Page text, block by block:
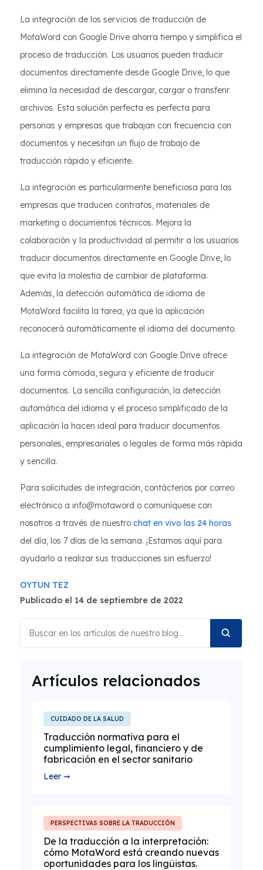
La integración de los servicios de traducción de
MotaWord con Google Drive ahorra tiempo y simplifica el
proceso de traducción. Los usuarios pueden traducir
documentos directamente desde Google Drive, lo que
elimina la necesidad de descargar, cargar o transferir
archivos. Esta solución perfecta es perfecta para
personas y empresas que trabajan con frecuencia con
documentos y necesitan un flujo de trabajo de
traducción rápido y eficiente.
La integración es particularmente beneficiosa para las
empresas que traducen contratos, materiales de
marketing o documentos técnicos. Mejora la
colaboración y la productividad al permitir a los usuarios
traducir documentos directamente en Google Drive, lo
que evita la molestia de cambiar de plataforma.
Además, la detección automática de idioma de
MotaWord facilita la tarea, ya que la aplicación
reconocerá automáticamente el idioma del documento.
La integración de MotaWord con Google Drive ofrece
una forma cómoda, segura y eficiente de traducir
documentos. La sencilla configuración, la detección
automática del idioma y el proceso simplificado de la
aplicación la hacen ideal para traducir documentos
personales, empresariales o legales de forma más rápida
y sencilla.
Para solicitudes de integración, contáctenos por correo
electrónico a info@motaword o comuníquese con
nosotros a través de nuestro chat en vivo las 24 horas
del día, los 7 días de la semana. ¡Estamos aquí para
ayudarlo a realizar sus traducciones sin esfuerzo!
OYTUN TEZ
Publicado el 14 de septiembre de 2022
Artículos relacionados
CUIDADO DE LA SALUD
Traducción normativa para el
cumplimiento legal, financiero y de
fabricación en el sector sanitario
Leer ➞
PERSPECTIVAS SOBRE LA TRADUCCIÓN
De la traducción a la interpretación:
cómo MotaWord está creando nuevas
oportunidades para los lingüistas.